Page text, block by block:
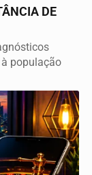
DE
população